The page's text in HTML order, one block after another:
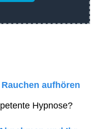
Rauchen aufhören
Hypnose?